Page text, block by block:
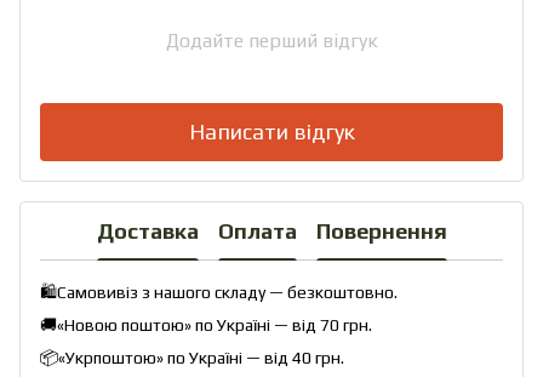
Додайте перший відгук
Написати відгук
Доставка Оплата Повернення
🛍️Самовивіз з нашого складу — безкоштовно.
🚚«Новою поштою» по Україні — від 70 грн.
📦«Укрпоштою» по Україні — від 40 грн.